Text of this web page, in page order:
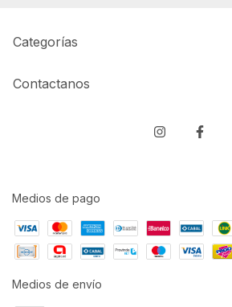
Categorías
Contactanos
Medios de pago
Medios de envío